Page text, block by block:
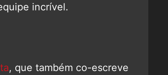
incrível.
, que também co-escreve